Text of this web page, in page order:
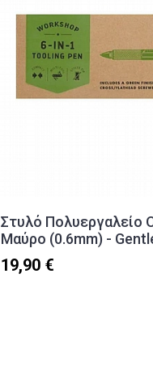
Στυλό Πολυεργαλείο
Μαύρο (0.6mm) -
19,90 €